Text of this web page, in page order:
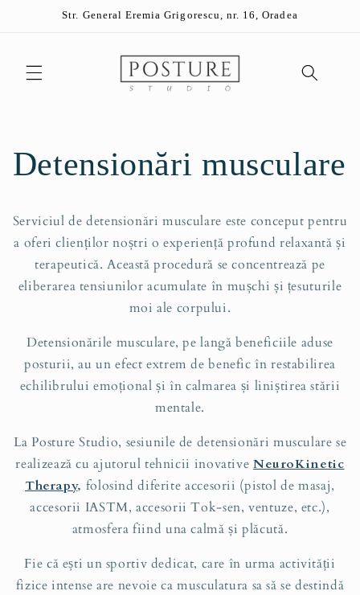
Str. General Eremia Grigorescu, nr. 16, Oradea
Detensionări musculare
Serviciul de detensionări musculare este conceput pentru
a oferi clienților noștri o experiență profund relaxantă și
terapeutică. Această procedură se concentrează pe
eliberarea tensiunilor acumulate în mușchi și țesuturile
moi ale corpului.
Detensionările musculare, pe langă beneficiile aduse
posturii, au un efect extrem de benefic în restabilirea
echilibrului emoțional și în calmarea și liniștirea stării
mentale.
La Posture Studio, sesiunile de detensionări musculare se
realizează cu ajutorul tehnicii inovative NeuroKinetic
Therapy, folosind diferite accesorii (pistol de masaj,
accesorii IASTM, accesorii Tok-sen, ventuze, etc.),
atmosfera fiind una calmă și plăcută.
Fie că ești un sportiv dedicat, care în urma activității
fizice intense are nevoie ca musculatura sa să se destindă